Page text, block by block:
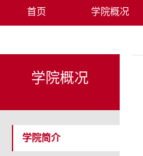
首页 学院概况
学院概况
学院简介